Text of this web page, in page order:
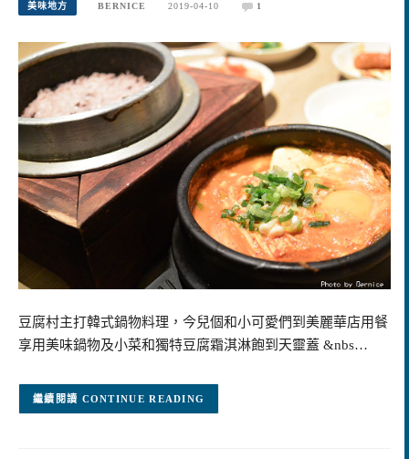
美味地方 BERNICE 2019-04-10 1
豆腐村主打韓式鍋物料理，今兒個和小可愛們到美麗華店用餐
享用美味鍋物及小菜和獨特豆腐霜淇淋飽到天靈蓋 &nbs…
CONTINUE READING